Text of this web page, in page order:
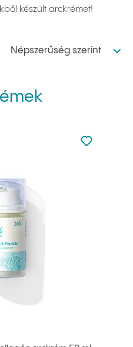
készült arckrémet!
Népszerűség szerint
Nincsen
Hozzáadás